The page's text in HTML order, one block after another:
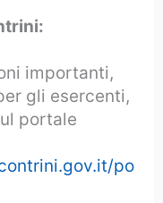
importanti,
gli esercenti,
portale
po